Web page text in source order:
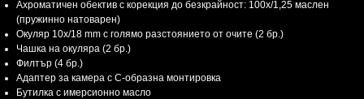
Ахроматичен обектив с корекция до безкрайност: 100x/1,25 маслен
(пружинно натоварен)
Окуляр 10x/18 mm с голямо разстоянието от очите (2 бр.)
Чашка на окуляра (2 бр.)
Филтър (4 бр.)
Адаптер за камера с С-образна монтировка
Бутилка с имерсионно масло